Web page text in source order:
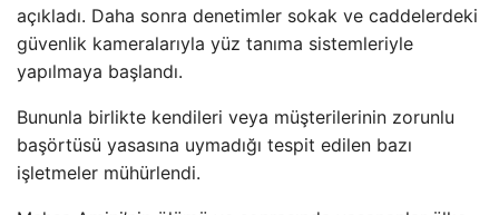
açıkladı. Daha sonra denetimler sokak ve caddelerdeki
güvenlik kameralarıyla yüz tanıma sistemleriyle
yapılmaya başlandı.
Bununla birlikte kendileri veya müşterilerinin zorunlu
başörtüsü yasasına uymadığı tespit edilen bazı
işletmeler mühürlendi.